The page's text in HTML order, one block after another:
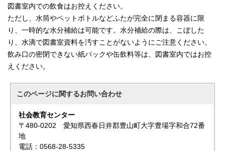
図書室内での飲食はお控えください。
ただし、水筒やペットボトルなどふたが完全に閉まる容器に限
り、一時的な水分補給は可能です。水分補給の際は、こぼした
り、水滴で図書室資料を汚すことがないようにご注意ください。
飲み口の密閉できない紙パックや缶飲料等は、図書室内ではお控
えください。
このページに関するお問い合わせ
社会教育センター
〒480-0202 愛知県西春日井郡豊山町大字豊場字和合72番
地
電話：0568-28-5335